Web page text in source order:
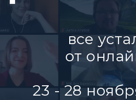
все
от
23 - 28